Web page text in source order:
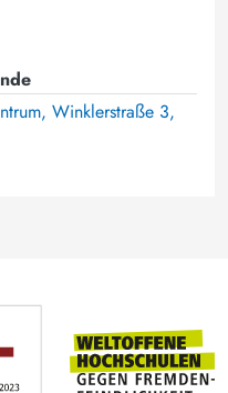
Winklerstraße 3,